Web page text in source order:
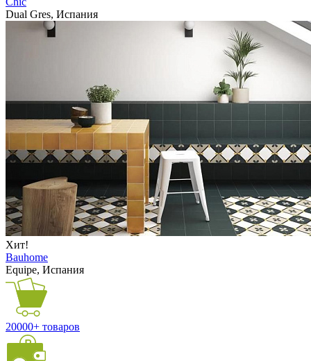
Dual Gres, Испания
Хит!
Bauhome
Equipe, Испания
20000+ товаров